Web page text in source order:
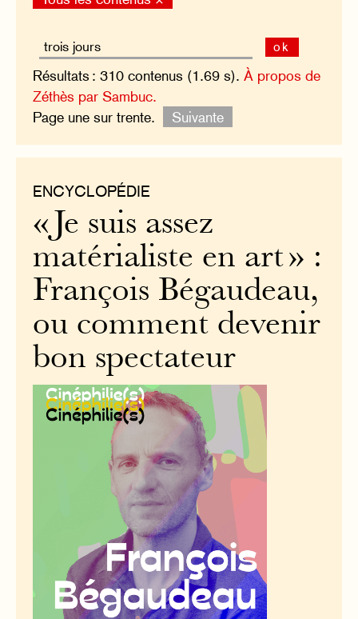
ok
Résultats : 310 contenus (1.69 s).À propos de
Zéthès par Sambuc.
Page une sur trente.
Suivante
ENCYCLOPÉDIE
« Je suis assez
matérialiste en art » :
François Bégaudeau,
ou comment devenir
bon spectateur